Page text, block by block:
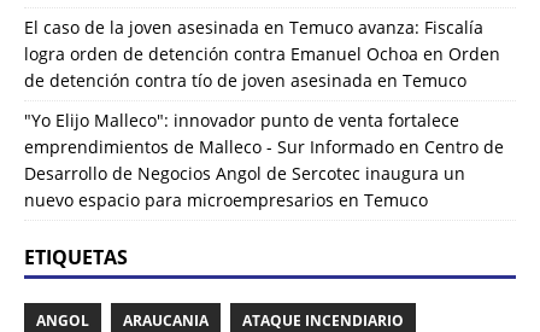
El caso de la joven asesinada en Temuco avanza: Fiscalía
logra orden de detención contra Emanuel Ochoa en Orden
de detención contra tío de joven asesinada en Temuco
"Yo Elijo Malleco": innovador punto de venta fortalece
emprendimientos de Malleco - Sur Informado en Centro de
Desarrollo de Negocios Angol de Sercotec inaugura un
nuevo espacio para microempresarios en Temuco
ETIQUETAS
ANGOL ARAUCANIA ATAQUE INCENDIARIO